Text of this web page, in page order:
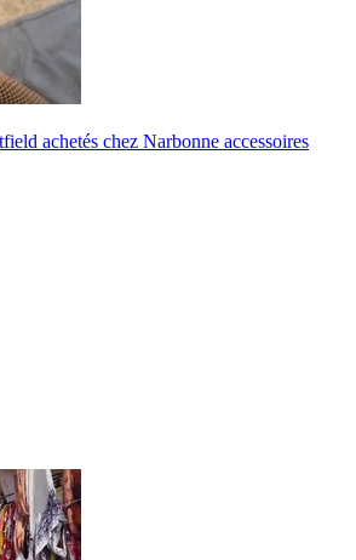
achetés chez Narbonne accessoires